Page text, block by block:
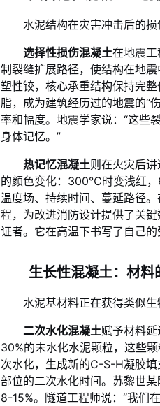
水泥结构在灾害冲击后的
选择性损伤混凝土在地震工
制裂缝扩展路径，使结构在地
塑性铰，核心承重结构保持完
脂，成为建筑经历过的地震的“
率和幅度。地震学家说：“这些
身体记忆。”
热记忆混凝土则在火灾后
的颜色变化：300℃时变浅红
温度场、持续时间、蔓延路径
程，为改进消防设计提供了关
证者。它在高温下书写了自己
生长性混凝土：材料
水泥基材料正在获得类似
二次水化混凝土赋予材料
30%的未水化水泥颗粒，这些
次水化，生成新的C-S-H凝胶
部位的二次水化时间。苏黎世
8-15%。隧道工程师说：“我们